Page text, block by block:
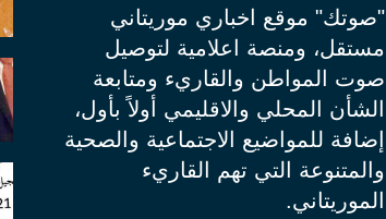
"صوتك" موقع اخباري موريتاني
مستقل، ومنصة اعلامية لتوصيل
صوت المواطن والقاريء ومتابعة
الشأن المحلي والاقليمي أولاً بأول،
إضافة للمواضيع الاجتماعية والصحية
والمتنوعة التي تهم القاريء
الموريتاني.